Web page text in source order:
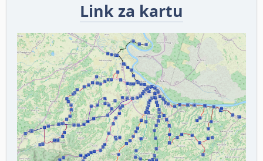
Link za kartu